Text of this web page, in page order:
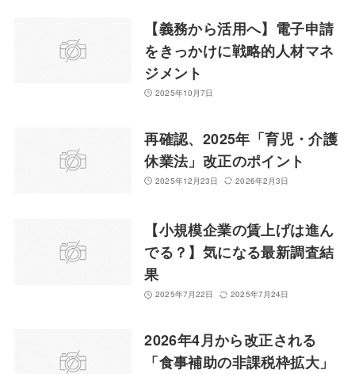
【義務から活用へ】電子申請
をきっかけに戦略的人材マネ
ジメント
2025年10月7日
再確認、2025年「育児・介護
休業法」改正のポイント
2025年12月23日 2026年2月3日
【小規模企業の賃上げは進ん
でる？】気になる最新調査結
果
2025年7月22日 2025年7月24日
2026年4月から改正される
「食事補助の非課税枠拡大」